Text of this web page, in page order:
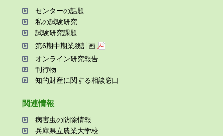
センターの話題
私の試験研究
試験研究課題
第6期中期業務計画
オンライン研究報告
刊⾏物
知的財産に関する相談窓⼝
関連情報
病害⾍の防除情報
兵庫県⽴農業⼤学校